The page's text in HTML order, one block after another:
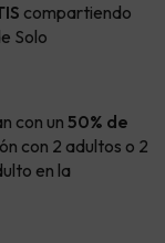
compartiendo
Solo
con un 50% de
con 2 adultos o 2
en la